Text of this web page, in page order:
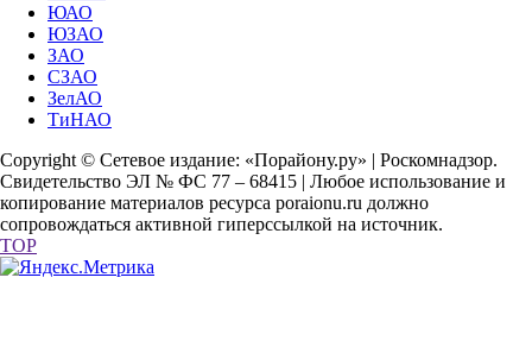
ЮАО
ЮЗАО
ЗАО
СЗАО
ЗелАО
ТиНАО
Copyright © Сетевое издание: «Порайону.ру» | Роскомнадзор.
Свидетельство ЭЛ № ФС 77 – 68415 | Любое использование и
копирование материалов ресурса poraionu.ru должно
сопровождаться активной гиперссылкой на источник.
TOP